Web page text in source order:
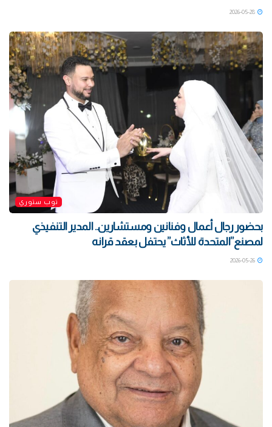
توب ستوري
بحضور رجال أعمال وفنانين ومستشارين.. المدير التنفيذي
لمصنع”المتحدة للأثاث” يحتفل بعقد قرانه